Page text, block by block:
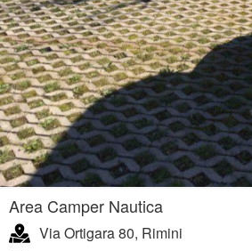
Area Camper Nautica
Via Ortigara 80, Rimini